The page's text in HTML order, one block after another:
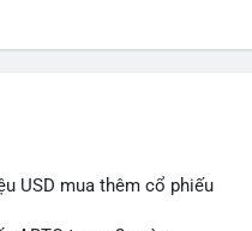
USD mua thêm cổ phiếu